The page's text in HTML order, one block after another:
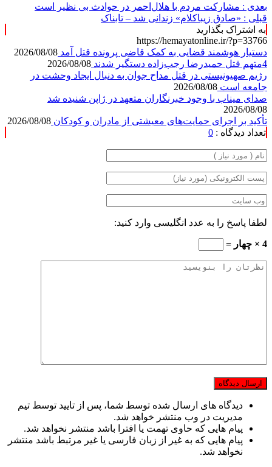
بعدی : مشارکت مردم با هلال‌احمر در حوادث بی نظیر است
قبلی : «صادق زیباکلام» زندانی شد – تابناک
به اشتراک بگذارید
https://hemayatonline.ir/?p=33766
دستیار هوشمند قضایی به کمک قاضی پرونده قتل آمد 2026/08/08
4متهم قتل حمیدرضا رجب‌زاده دستگیر شدند
2026/08/08
رژیم صهیونیستی در قتل مداح جوان به دنبال ایجاد وحشت در
جامعه است 2026/08/08
صدای میناب با وجود خبرنگاران متعهد در ژاپن شنیده شد
2026/08/08
تأکید بر اجرای حمایت‌های معیشتی از مادران و کودکان 2026/08/08
تعداد دیدگاه : 0
لطفا پاسخ را به عدد انگلیسی وارد کنید:
4 × چهار =
دیدگاه های ارسال شده توسط شما، پس از تایید توسط تیم
مدیریت در وب منتشر خواهد شد.
پیام هایی که حاوی تهمت یا افترا باشد منتشر نخواهد شد.
پیام هایی که به غیر از زبان فارسی یا غیر مرتبط باشد منتشر
نخواهد شد.